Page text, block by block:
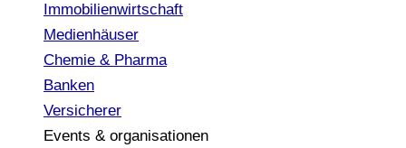
Immobilienwirtschaft
Medienhäuser
Chemie & Pharma
Banken
Versicherer
Events & organisationen